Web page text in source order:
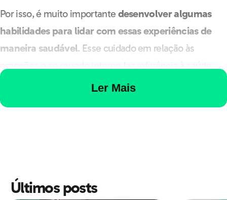
Por isso, é muito importante desenvolver algumas
habilidades para lidar com essas experiências de
maneira saudável. Esse cuidado em relação às
resiliênciasejam desenvolvidas.
Ler Mais
Últimos posts